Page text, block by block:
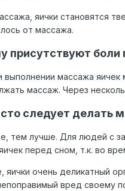
яички становятся
от массажа.
присутствуют боли
выполнении массажа
массаж. Через
следует делать
тем лучше. Для людей с
перед сном, т.к. во
яички очень деликатный
вред своему